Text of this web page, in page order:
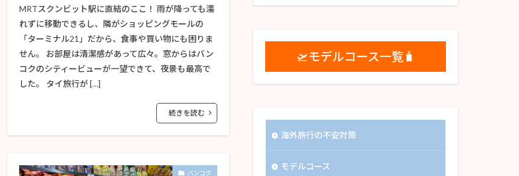
MRTスクンビット駅に直結のここ！ 雨が降っても濡
れずに移動できるし、隣がショッピングモールの
「ターミナル21」だから、食事や買い物にも困りま
せん。 お部屋は清潔感があって広々。窓からはバン
コクのシティービューが一望できて、夜景も最高で
した。 タイ旅行が […]
続きを読む
バンコク
🛫モデルコース一覧🧳
海外旅行の不安対策
モデルコース